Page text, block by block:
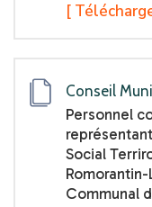
[
Conseil
Personnel
Social
Communal